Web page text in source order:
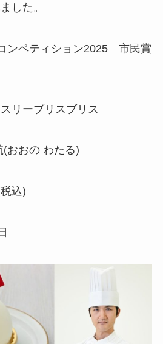
した。
ンペティション2025 市民賞
リーブリスブリス
おおの わたる)
込)